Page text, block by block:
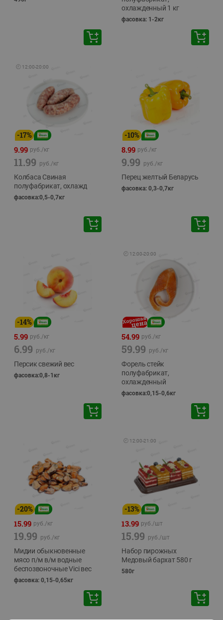
охлажденный 1 кг
фасовка: 1-2кг
🕘 12:00-20:00
-17%
9.99 руб./кг
11.99 руб./кг
Колбаса Свиная
полуфабрикат, охлажд
фасовка:0,5-0,7кг
-10%
8.99 руб./кг
9.99 руб./кг
Перец желтый Беларусь
фасовка: 0,3-0,7кг
-14%
5.99 руб./кг
6.99 руб./кг
Персик свежий вес
фасовка:0,8-1кг
🕘 12:00-20:00
54.99 руб./кг
59.99 руб./кг
Форель стейк
полуфабрикат,
охлажденный
фасовка:0,15-0,6кг
-20%
15.99 руб./кг
19.99 руб./кг
Мидии обыкновенные
мясо п/м в/м водные
беспозвоночные Vici вес
фасовка: 0,15-0,65кг
🕘 12:00-21:00
-13%
13.99 руб./шт
15.99 руб./шт
Набор пирожных
Медовый бархат 580 г
580г